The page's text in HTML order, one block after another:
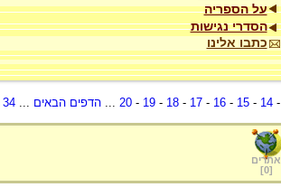
על הספריה
הסדרי נגישות
כתבו אלינו
-
14
-
15
-
16
-
17
-
18
-
19
-
20
...הדפים הבאים ...
34
אתרים
[
0
]